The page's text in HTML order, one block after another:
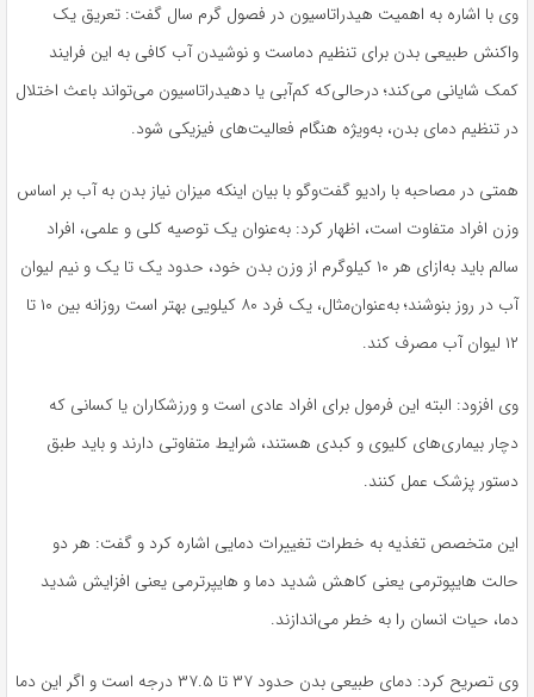
وی با اشاره به اهمیت هیدراتاسیون در فصول گرم سال گفت: تعریق یک
واکنش طبیعی بدن برای تنظیم دماست و نوشیدن آب کافی به این فرایند
کمک شایانی می‌کند؛ درحالی‌که کم‌آبی یا دهیدراتاسیون می‌تواند باعث اختلال
در تنظیم دمای بدن، به‌ویژه هنگام فعالیت‌های فیزیکی شود.
همتی در مصاحبه با رادیو گفت‌وگو با بیان اینکه میزان نیاز بدن به آب بر اساس
وزن افراد متفاوت است، اظهار کرد: به‌عنوان یک توصیه کلی و علمی، افراد
سالم باید به‌ازای هر ۱۰ کیلوگرم از وزن بدن خود، حدود یک تا یک و نیم لیوان
آب در روز بنوشند؛ به‌عنوان‌مثال، یک فرد ۸۰ کیلویی بهتر است روزانه بین ۱۰ تا
۱۲ لیوان آب مصرف کند.
وی افزود: البته این فرمول برای افراد عادی است و ورزشکاران یا کسانی که
دچار بیماری‌های کلیوی و کبدی هستند، شرایط متفاوتی دارند و باید طبق
دستور پزشک عمل کنند.
این متخصص تغذیه به خطرات تغییرات دمایی اشاره کرد و گفت: هر دو
حالت هایپوترمی یعنی کاهش شدید دما و هایپرترمی یعنی افزایش شدید
دما، حیات انسان را به خطر می‌اندازند.
وی تصریح کرد: دمای طبیعی بدن حدود ۳۷ تا ۳۷.۵ درجه است و اگر این دما